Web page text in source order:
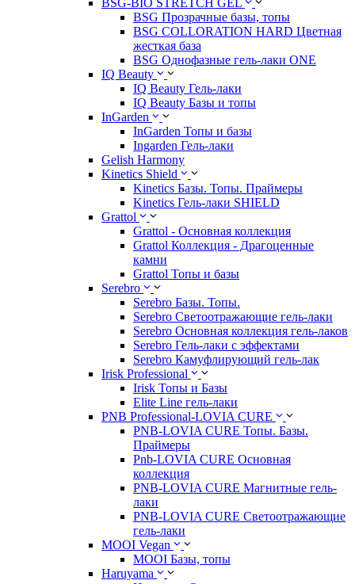
BSG-BIO STRETCH GEL
BSG Прозрачные базы, топы
BSG COLLORATION HARD Цветная
жесткая база
BSG Однофазные гель-лаки ONE
IQ Beauty
IQ Beauty Гель-лаки
IQ Beauty Базы и топы
InGarden
InGarden Топы и базы
Ingarden Гель-лаки
Gelish Harmony
Kinetics Shield
Kinetics Базы. Топы. Праймеры
Kinetics Гель-лаки SHIELD
Grattol
Grattol - Oснoвнaя коллекция
Grattol Коллекция - Драгоценные
камни
Grattol Топы и базы
Serebro
Serebro Базы. Топы.
Serebro Светоотражающие гель-лаки
Serebro Основная коллекция гель-лаков
Serebro Гель-лаки с эффектами
Serebro Камуфлирующий гель-лак
Irisk Professional
Irisk Топы и Базы
Elite Line гель-лаки
PNB Professional-LOVIA CURE
PNB-LOVIA CURE Топы. Базы.
Праймеры
Pnb-LOVIA CURE Основная
коллекция
PNB-LOVIA CURE Магнитные гель-
лаки
PNB-LOVIA CURE Cветоотражающие
гель-лаки
MOOI Vegan
MOOI Базы, топы
Haruyama